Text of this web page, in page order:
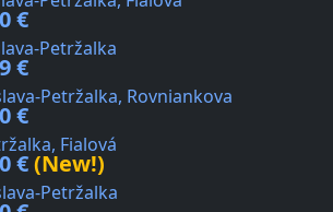
€
Petržalka
€
Petržalka, Rovniankova
€
Fialová
€(New!)
Petržalka